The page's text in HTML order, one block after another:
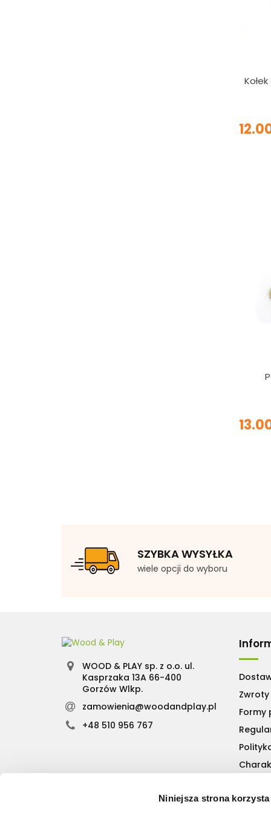
Niniejsza strona
SZYBKA WYSYŁKA
wiele opcji do wyboru
WOOD & PLAY sp. z o.o. ul.
Kasprzaka 13A 66-400
Gorzów Wlkp.
zamowienia@woodandplay.pl
+48 510 956 767
Formy